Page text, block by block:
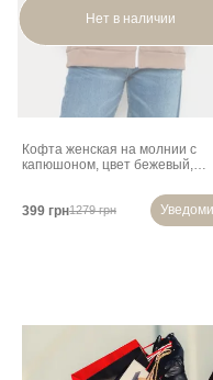
Нет в наличии
Кофта женская на молнии с
капюшоном, цвет бежевый,
399 грн1279 грн